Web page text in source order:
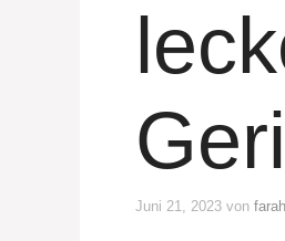
Juni 21, 2023 von